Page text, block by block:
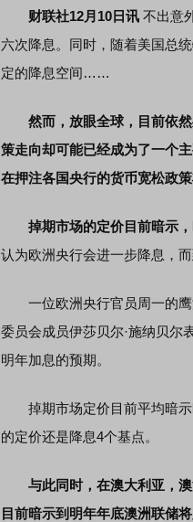
财联社12月10日讯 不出意
六次降息。同时，随着美国总
定的降息空间……
然而，放眼全球，目前依
策走向却可能已经成为了一个
在押注各国央行的货币宽松政
掉期市场的定价目前暗示
认为欧洲央行会进一步降息，
一位欧洲央行官员周一的鹰
委员会成员伊莎贝尔·施纳贝尔
明年加息的预期。
掉期市场定价目前平均暗示
的定价还是降息4个基点。
与此同时，在澳大利亚，
目前暗示到明年年底澳洲联储